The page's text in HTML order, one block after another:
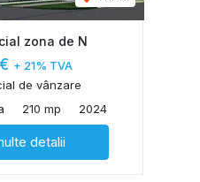
zona de N
+ 21% TVA
de vânzare
210 mp 2024
detalii